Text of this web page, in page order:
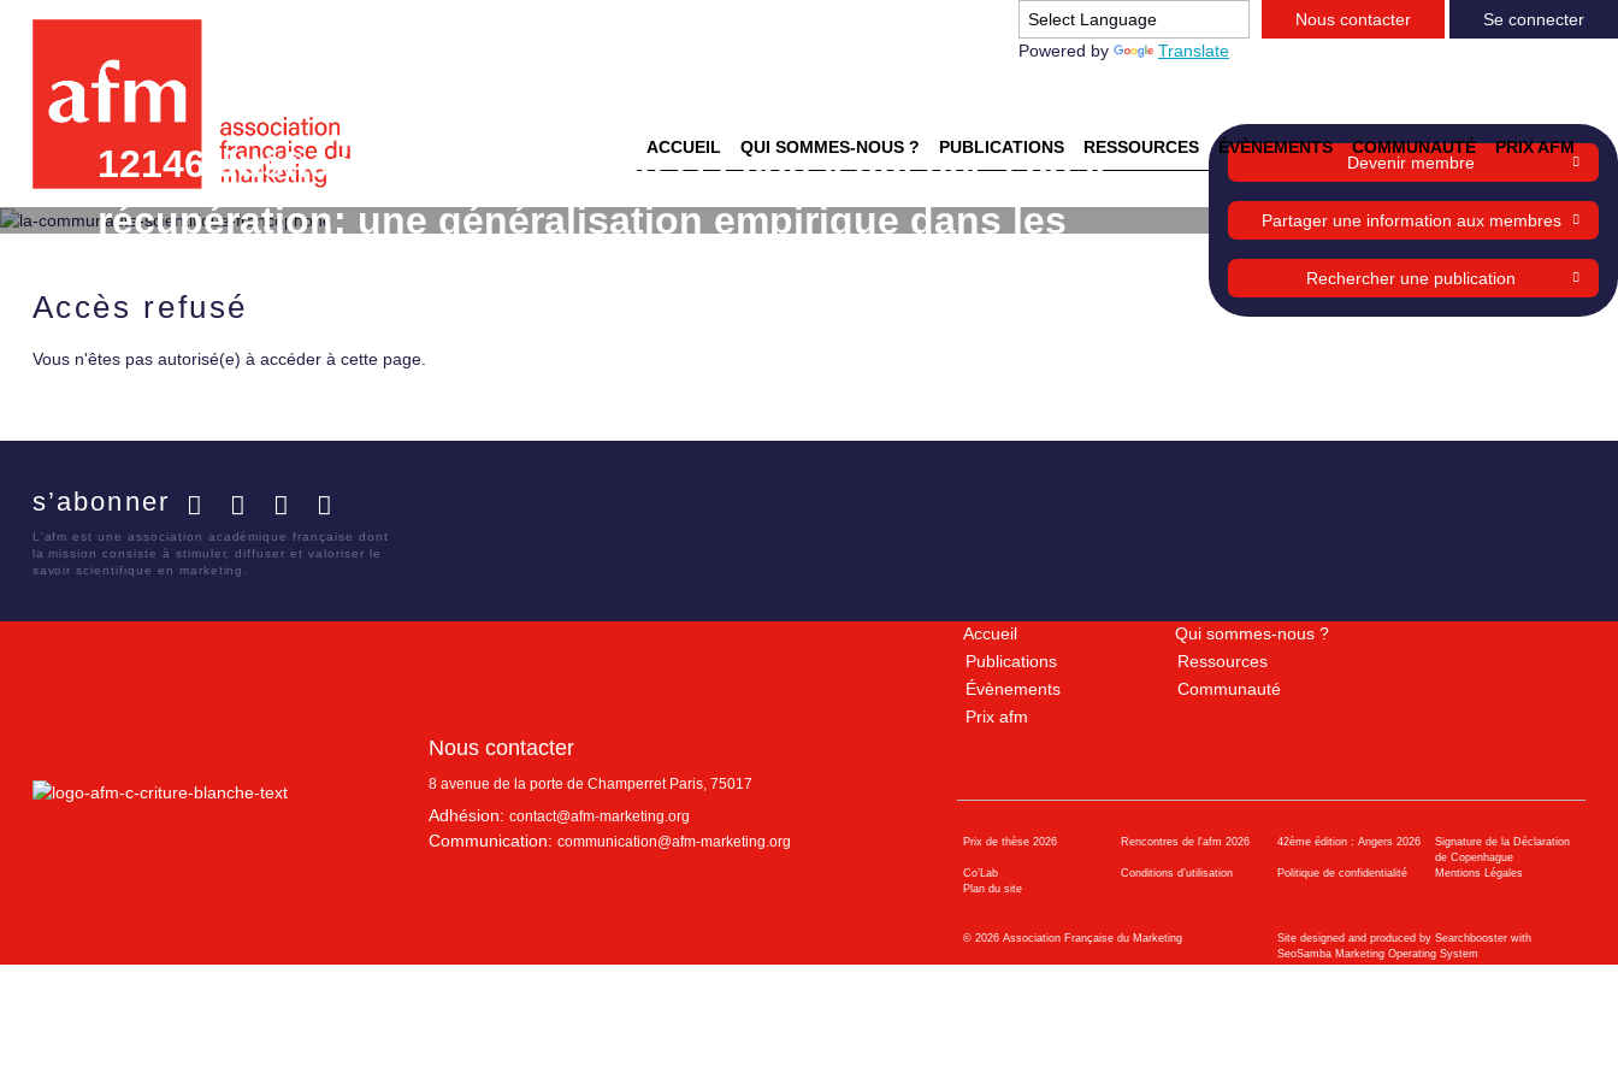
Powered by Translate
Nous contacter Se connecter
ACCUEIL QUI SOMMES-NOUS ? PUBLICATIONS RESSOURCES ÉVÈNEMENTS COMMUNAUTÉ PRIX AFM
12146 Justice perçue, émotions et conséquences post-
récupération: une généralisation empirique dans les
Devenir membre
Partager une information aux membres
Rechercher une publication
Accès refusé
Vous n'êtes pas autorisé(e) à accéder à cette page.
s’abonner
L'afm est une association académique française dont
la mission consiste à stimuler, diffuser et valoriser le
savoir scientifique en marketing.
Nous contacter
8 avenue de la porte de Champerret Paris, 75017
Adhésion: contact@afm-marketing.org
Communication: communication@afm-marketing.org
Accueil
Qui sommes-nous ?
Publications
Ressources
Évènements
Communauté
Prix afm
Prix de thèse 2026 Rencontres de l'afm 2026 42ème édition : Angers 2026
Signature de la Déclaration
de Copenhague
Co’Lab
Conditions d’utilisation Politique de confidentialité
Mentions Légales
Plan du site
© 2026Association Française du Marketing
Site designed and produced by Searchbooster with
SeoSamba Marketing Operating System